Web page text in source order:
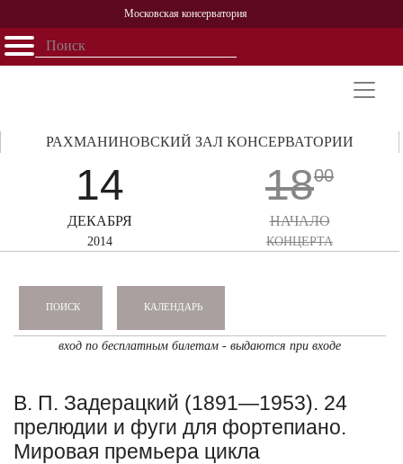
Московская консерватория
Открыть - закрыть
Персоналии
История
14
ДЕКАБРЯ
2014
РАХМАНИНОВСКИЙ ЗАЛ КОНСЕРВАТОРИИ
1800
НАЧАЛО
КОНЦЕРТА
ПОИСК КАЛЕНДАРЬ
вход по бесплатным билетам - выдаются при входе
В. П. Задерацкий (1891—1953). 24
прелюдии и фуги для фортепиано.
Мировая премьера цикла